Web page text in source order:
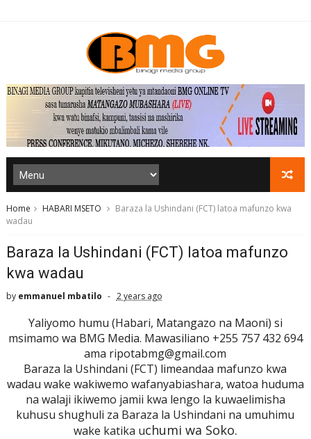
Home HABARI MSETO
Baraza la Ushindani (FCT) latoa mafunzo kwa
wadau
Baraza la Ushindani (FCT) latoa mafunzo
kwa wadau
by emmanuel mbatilo 2 years ago
Yaliyomo humu (Habari, Matangazo na Maoni) si
msimamo wa BMG Media. Mawasiliano +255 757 432 694
ama ripotabmg@gmail.com
Baraza la Ushindani (FCT) limeandaa mafunzo kwa
wadau wake wakiwemo wafanyabiashara, watoa huduma
na walaji ikiwemo jamii kwa lengo la kuwaelimisha
kuhusu shughuli za Baraza la Ushindani na umuhimu
wake katika uchumi wa Soko.